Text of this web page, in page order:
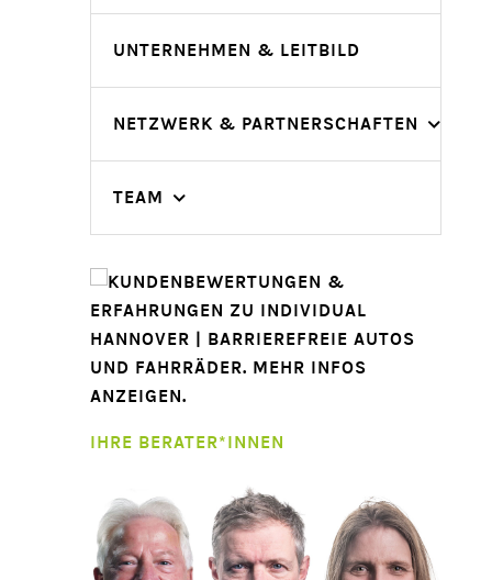
UNTERNEHMEN & LEITBILD
NETZWERK & PARTNERSCHAFTEN
TEAM
IHRE BERATER*INNEN